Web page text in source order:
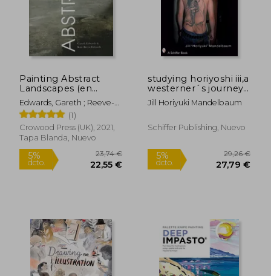
5% 57,17 € 5%
Painting Abstract
Landscapes (en
Inglés)
Edwards, Gareth ; Reeve-
Edwards, Kate(1)
Crowood Press (UK), 2021,
Tapa Blanda, Nuevo
studying horiyoshi iii,a
westerner´s journey
into japanese tattoo
Jill Horiyuki Mandelbaum
Schiffer Publishing, Nuevo